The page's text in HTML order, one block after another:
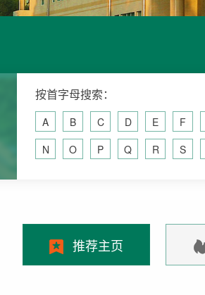
按首字母搜索：
A B C D E F
N
O P Q R S
推荐主页